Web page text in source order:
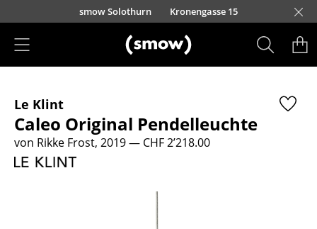
Direkt zum Inhaltsmow Solothurn Kronengasse 15
Sitzmöbel
Esszimmerstühle
Sofas
Le Klint
Caleo Original Pendelleuchte
von Rikke Frost, 2019— CHF 2’218.00